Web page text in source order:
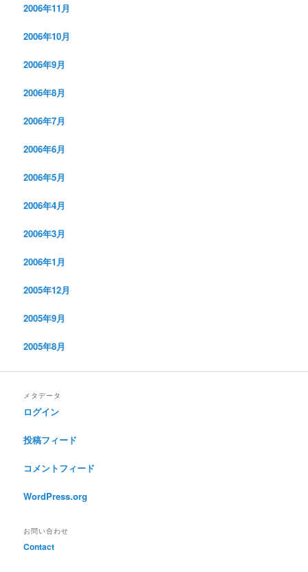
2006年11月
2006年10月
2006年9月
2006年8月
2006年7月
2006年6月
2006年5月
2006年4月
2006年3月
2006年1月
2005年12月
2005年9月
2005年8月
メタデータ
ログイン
投稿フィード
コメントフィード
WordPress.org
お問い合わせ
Contact